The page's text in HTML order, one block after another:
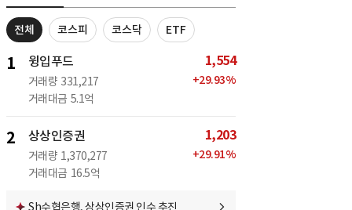
전체 코스피 코스닥 ETF
1 윙입푸드
거래량 331,217
거래대금 5.1억
1,554
+29.93%
2 상상인증권
거래량 1,370,277
거래대금 16.5억
1,203
+29.91%
Sh수협은행, 상상인증권 인수 추진